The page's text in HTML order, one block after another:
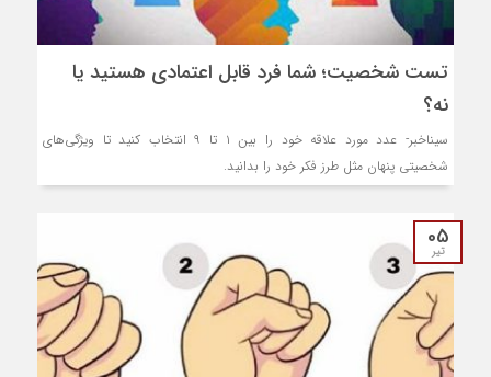
تست شخصیت؛ شما فرد قابل اعتمادی هستید یا
نه؟
سیناخبر- عدد مورد علاقه خود را بین ۱ تا ۹ انتخاب کنید تا ویژگی‌های
شخصیتی پنهان مثل طرز فکر خود را بدانید.
05
تیر